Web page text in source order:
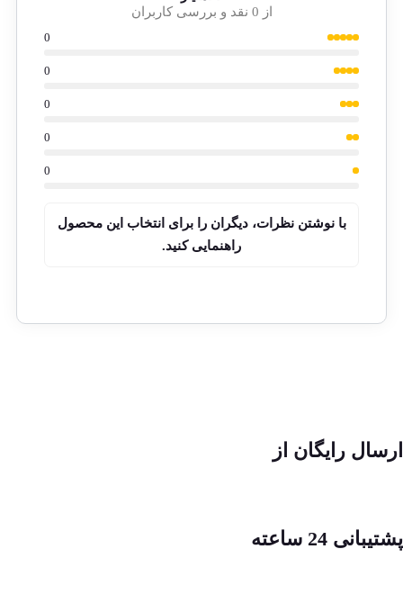
از 0 نقد و بررسی کاربران
0
0
0
0
0
با نوشتن نظرات، دیگران را برای انتخاب این محصول
راهنمایی کنید.
ارسال رایگان از
پشتیبانی 24 ساعته